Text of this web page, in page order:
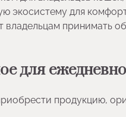
экосистему для
владельцам принимать
для
продукцию,